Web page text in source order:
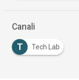
Canali
T Tech Lab